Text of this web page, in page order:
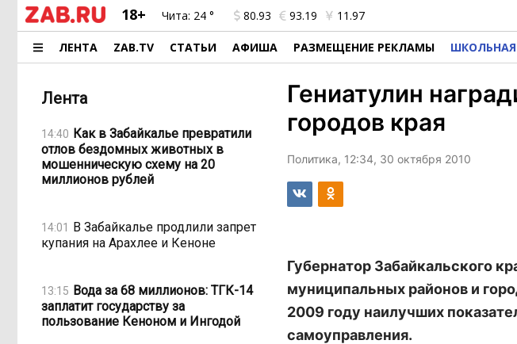
18+ Чита: 24 ° 80.93 93.19 11.97
ЛЕНТА ZAB.TV СТАТЬИ АФИША РАЗМЕЩЕНИЕ РЕКЛАМЫ
Лента
14:40 Как в Забайкалье превратили
отлов бездомных животных в
мошенническую схему на 20
миллионов рублей
14:01 В Забайкалье продлили запрет
купания на Арахлее и Кеноне
13:15 Вода за 68 миллионов: ТГК-14
заплатит государству за
пользование Кеноном и Ингодой
Гениатулин
городов края
Политика, 12:34, 30 октября 2010
Губернатор Забайкальского
муниципальных районов и
2009 году наилучших
самоуправления.